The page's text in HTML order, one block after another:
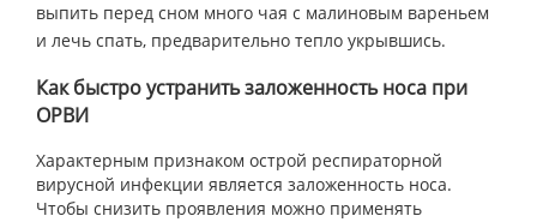
выпить перед сном много чая с малиновым вареньем
и лечь спать, предварительно тепло укрывшись.
Как быстро устранить заложенность носа при
ОРВИ
Характерным признаком острой респираторной
вирусной инфекции является заложенность носа.
Чтобы снизить проявления можно применять